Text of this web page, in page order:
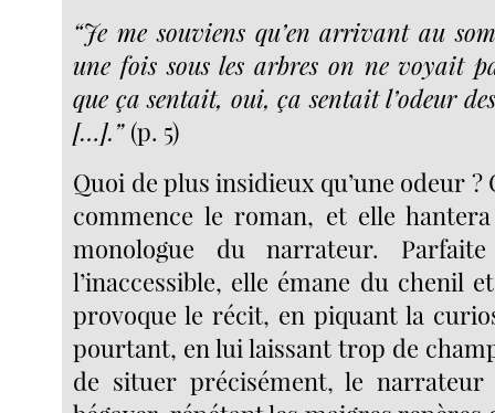
“Je me souviens qu’en arrivant au
une fois sous les arbres on ne voyait
que ça sentait, oui, ça sentait l’odeur
[…].” (p. 5)
Quoi de plus insidieux qu’une odeur ?
commence le roman, et elle
monologue du narrateur.
l’inaccessible, elle émane du chenil
provoque le récit, en piquant la
pourtant, en lui laissant trop de
de situer précisément, le